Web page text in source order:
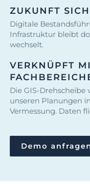
ZUKUNFT
Digitale
Infrastruktur bleibt
wechselt.
VERKNÜPFT
Die GIS-
unseren Planungen
Vermessung. Daten
Demo